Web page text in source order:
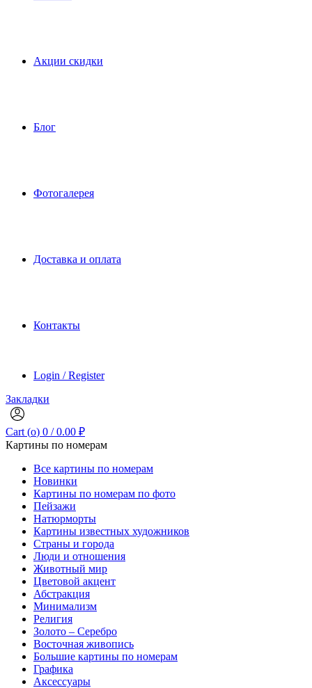
Акции скидки
Блог
Фотогалерея
Доставка и оплата
Контакты
Login / Register
Закладки
Cart (o) 0 / 0.00 ₽
Картины по номерам
Все картины по номерам
Новинки
Картины по номерам по фото
Пейзажи
Натюрморты
Картины известных художников
Страны и города
Люди и отношения
Животный мир
Цветовой акцент
Абстракция
Минимализм
Религия
Золото – Серебро
Восточная живопись
Большие картины по номерам
Графика
Аксессуары